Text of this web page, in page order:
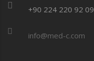
+90 224 220 92 09
info@med-c.com